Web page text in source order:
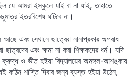
যে আমরা ইস্কুলে যাই বা না যাই, তাহাতে
ইতরবিশেষ ঘটিবে না।
এবং সেখানে ছাত্রেরা নানাপ্রকার অপরাধ
এবং ক্ষমা না করা শিক্ষকদের ধর্ম। যদি
ক্রুদ্ধ ও ভীত হইয়া বিদ্যালয়ের অমঙ্গল-আশঙ্কায়
কঠিন শাস্তি দিবার জন্য ব্যস্ত হইয়া উঠেন,